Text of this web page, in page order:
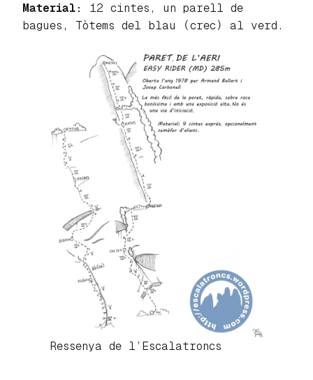
Material: 12 cintes, un parell de
bagues, Tòtems del blau (crec) al verd.
Ressenya de l’Escalatroncs